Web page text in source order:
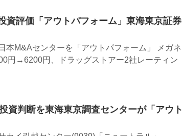
資評価「アウトパフォーム」東海東京証券
本M&Aセンターを「アウトパフォーム」 メガネ
円→6200円、ドラッグストアー2社レーティン
資判断を東海東京調査センターが「アウト